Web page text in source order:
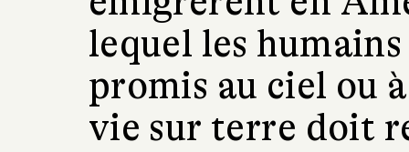
lequel les
promis au ciel ou
vie sur terre doit